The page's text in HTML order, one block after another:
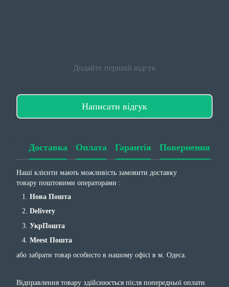
Додайте перший відгук
Написати відгук
Доставка Оплата Гарантія Повернення
Наші клієнти мають можливість замовити доставку
товару поштовими операторами :
Нова Пошта
Delivery
УкрПошта
Meest Пошта
або забрати товар особисто в нашому офісі в м. Одеса.
Відправлення товару здійснюється після попередньої оплати